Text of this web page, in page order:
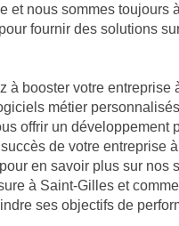
et nous sommes toujours
fournir des solutions
à booster votre
métier
offrir un développement
de votre entreprise
en savoir plus sur nos
à Saint-Gilles et
ses objectifs de